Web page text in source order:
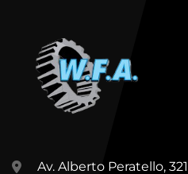
Av. Alberto Peratello,